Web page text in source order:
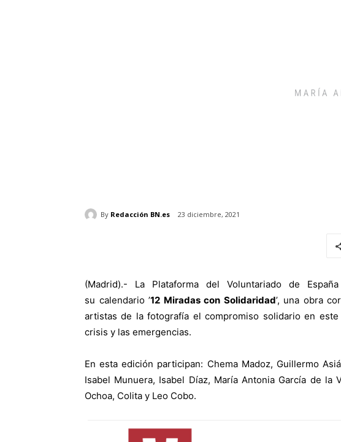
By Redacción BN.es 23 diciembre, 2021
(Madrid).- La Plataforma del Voluntariado de
su calendario ’12 Miradas con Solidaridad’, una obra
artistas de la fotografía el compromiso solidario en
crisis y las emergencias.
En esta edición participan: Chema Madoz, Guillermo
Isabel Munuera, Isabel Díaz, María Antonia García de la
Ochoa, Colita y Leo Cobo.